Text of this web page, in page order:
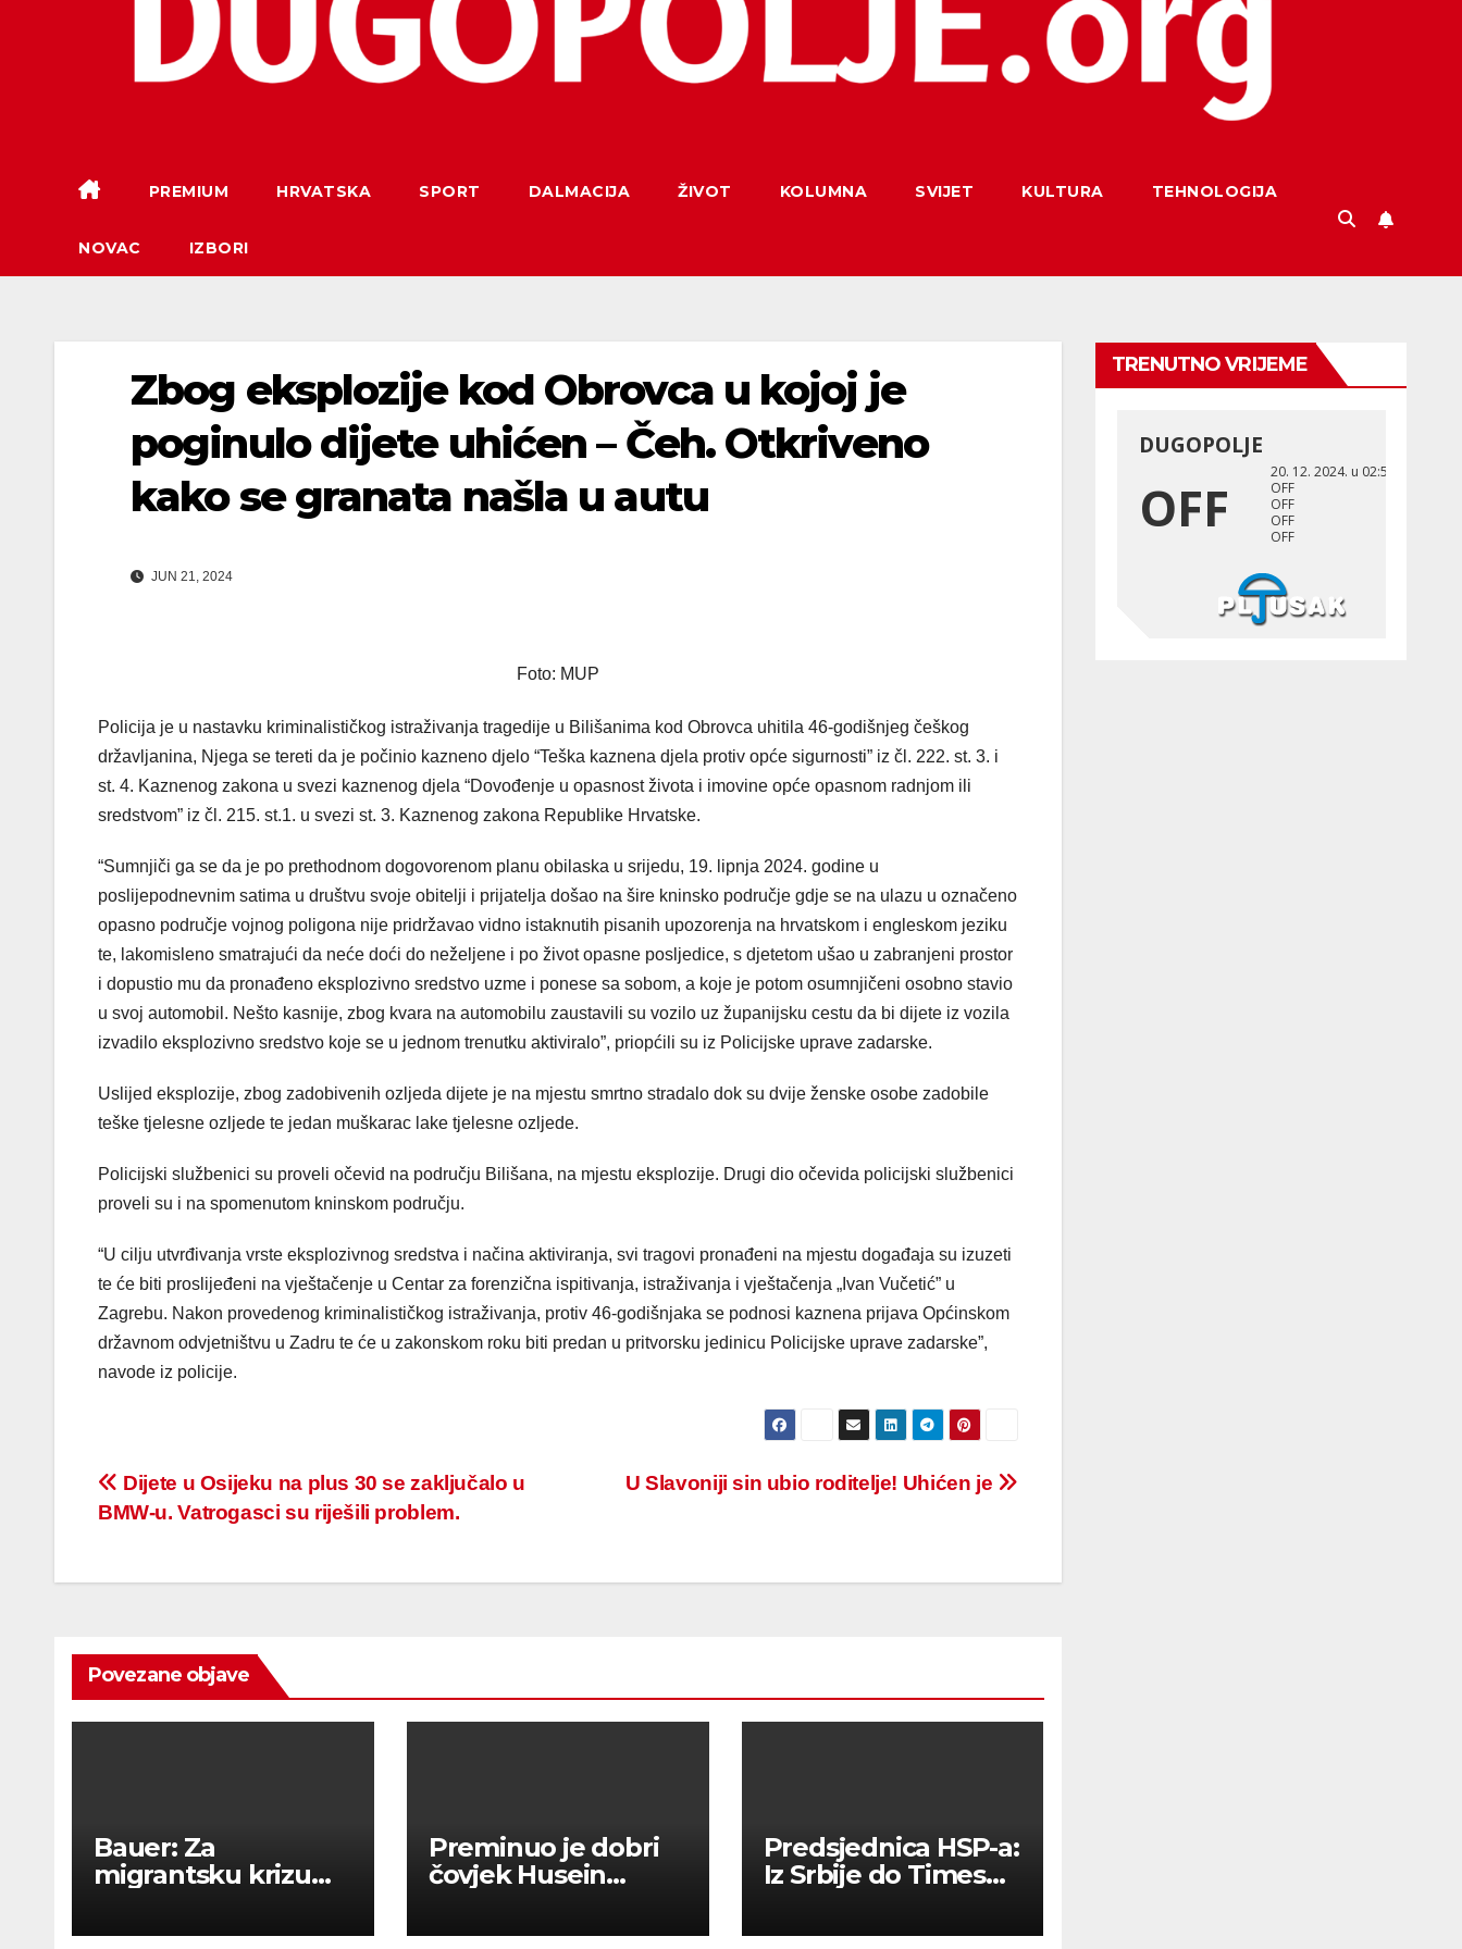
PREMIUM HRVATSKA SPORT DALMACIJA ŽIVOT KOLUMNA SVIJET KULTURA TEHNOLOGIJA
NOVAC IZBORI
Zbog eksplozije kod Obrovca u kojoj je
poginulo dijete uhićen – Čeh. Otkriveno
kako se granata našla u autu
JUN 21, 2024
Foto: MUP
Policija je u nastavku kriminalističkog istraživanja tragedije u Bilišanima kod Obrovca uhitila 46-godišnjeg češkog
državljanina, Njega se tereti da je počinio kazneno djelo “Teška kaznena djela protiv opće sigurnosti” iz čl. 222. st. 3. i
st. 4. Kaznenog zakona u svezi kaznenog djela “Dovođenje u opasnost života i imovine opće opasnom radnjom ili
sredstvom” iz čl. 215. st.1. u svezi st. 3. Kaznenog zakona Republike Hrvatske.
“Sumnjiči ga se da je po prethodnom dogovorenom planu obilaska u srijedu, 19. lipnja 2024. godine u
poslijepodnevnim satima u društvu svoje obitelji i prijatelja došao na šire kninsko područje gdje se na ulazu u označeno
opasno područje vojnog poligona nije pridržavao vidno istaknutih pisanih upozorenja na hrvatskom i engleskom jeziku
te, lakomisleno smatrajući da neće doći do neželjene i po život opasne posljedice, s djetetom ušao u zabranjeni prostor
i dopustio mu da pronađeno eksplozivno sredstvo uzme i ponese sa sobom, a koje je potom osumnjičeni osobno stavio
u svoj automobil. Nešto kasnije, zbog kvara na automobilu zaustavili su vozilo uz županijsku cestu da bi dijete iz vozila
izvadilo eksplozivno sredstvo koje se u jednom trenutku aktiviralo”, priopćili su iz Policijske uprave zadarske.
Uslijed eksplozije, zbog zadobivenih ozljeda dijete je na mjestu smrtno stradalo dok su dvije ženske osobe zadobile
teške tjelesne ozljede te jedan muškarac lake tjelesne ozljede.
Policijski službenici su proveli očevid na području Bilišana, na mjestu eksplozije. Drugi dio očevida policijski službenici
proveli su i na spomenutom kninskom području.
“U cilju utvrđivanja vrste eksplozivnog sredstva i načina aktiviranja, svi tragovi pronađeni na mjestu događaja su izuzeti
te će biti proslijeđeni na vještačenje u Centar za forenzična ispitivanja, istraživanja i vještačenja „Ivan Vučetić” u
Zagrebu. Nakon provedenog kriminalističkog istraživanja, protiv 46-godišnjaka se podnosi kaznena prijava Općinskom
državnom odvjetništvu u Zadru te će u zakonskom roku biti predan u pritvorsku jedinicu Policijske uprave zadarske”,
navode iz policije.
Post
navigation
U Slavoniji sin ubio roditelje! Uhićen je
Dijete u Osijeku na plus 30 se zaključalo u
BMW-u. Vatrogasci su riješili problem.
Povezane objave
Bauer: Za
migrantsku krizu
nesposobne
Preminuo je dobri
čovjek Husein
Predsjednica HSP-a:
Iz Srbije do Times
sezona
TRENUTNO VRIJEME